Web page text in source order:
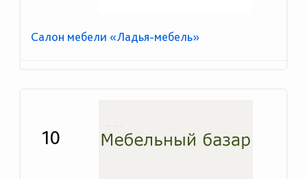
Салон мебели «Ладья-мебель»
10